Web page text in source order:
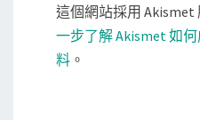
這個網站採用 Akismet
一步了解 Akismet 如
料 。